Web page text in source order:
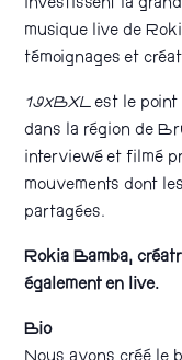
investissent la
musique live de
témoignages et
19xBXL est le point
dans la région de
interviewé et filmé
mouvements dont
partagées.
Rokia Bamba,
également en live.
Bio